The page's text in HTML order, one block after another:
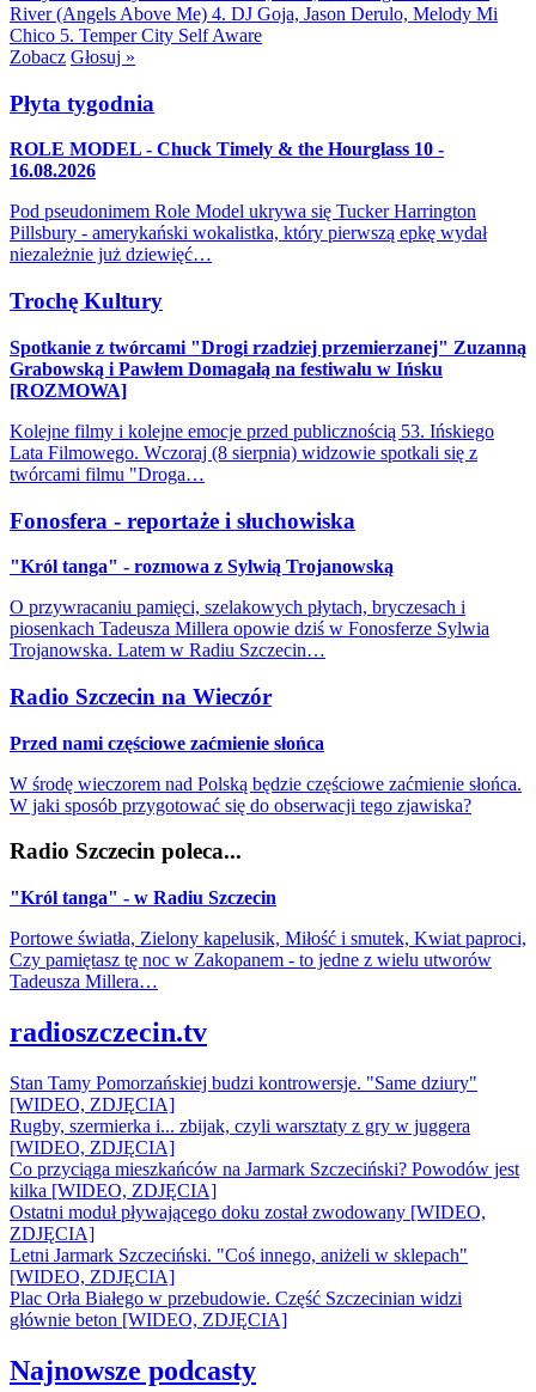
River (Angels Above Me) 4. DJ Goja, Jason Derulo, Melody Mi
Chico 5. Temper City Self Aware
Zobacz Głosuj »
Płyta tygodnia
ROLE MODEL - Chuck Timely & the Hourglass 10 -
16.08.2026
Pod pseudonimem Role Model ukrywa się Tucker Harrington
Pillsbury - amerykański wokalistka, który pierwszą epkę wydał
niezależnie już dziewięć…
Trochę Kultury
Spotkanie z twórcami "Drogi rzadziej przemierzanej" Zuzanną
Grabowską i Pawłem Domagałą na festiwalu w Ińsku
[ROZMOWA]
Kolejne filmy i kolejne emocje przed publicznością 53. Ińskiego
Lata Filmowego. Wczoraj (8 sierpnia) widzowie spotkali się z
twórcami filmu "Droga…
Fonosfera - reportaże i słuchowiska
"Król tanga" - rozmowa z Sylwią Trojanowską
O przywracaniu pamięci, szelakowych płytach, bryczesach i
piosenkach Tadeusza Millera opowie dziś w Fonosferze Sylwia
Trojanowska. Latem w Radiu Szczecin…
Radio Szczecin na Wieczór
Przed nami częściowe zaćmienie słońca
W środę wieczorem nad Polską będzie częściowe zaćmienie słońca.
W jaki sposób przygotować się do obserwacji tego zjawiska?
Radio Szczecin poleca...
"Król tanga" - w Radiu Szczecin
Portowe światła, Zielony kapelusik, Miłość i smutek, Kwiat paproci,
Czy pamiętasz tę noc w Zakopanem - to jedne z wielu utworów
Tadeusza Millera…
radioszczecin.tv
Stan Tamy Pomorzańskiej budzi kontrowersje. "Same dziury"
[WIDEO, ZDJĘCIA]
Rugby, szermierka i... zbijak, czyli warsztaty z gry w juggera
[WIDEO, ZDJĘCIA]
Co przyciąga mieszkańców na Jarmark Szczeciński? Powodów jest
kilka [WIDEO, ZDJĘCIA]
Ostatni moduł pływającego doku został zwodowany [WIDEO,
ZDJĘCIA]
Letni Jarmark Szczeciński. "Coś innego, aniżeli w sklepach"
[WIDEO, ZDJĘCIA]
Plac Orła Białego w przebudowie. Część Szczecinian widzi
głównie beton [WIDEO, ZDJĘCIA]
Najnowsze podcasty